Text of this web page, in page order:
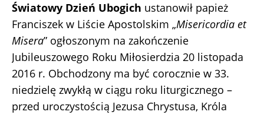
Światowy Dzień Ubogich ustanowił papież
Franciszek w Liście Apostolskim „Misericordia et
Misera” ogłoszonym na zakończenie
Jubileuszowego Roku Miłosierdzia 20 listopada
2016 r. Obchodzony ma być corocznie w 33.
niedzielę zwykłą w ciągu roku liturgicznego –
przed uroczystością Jezusa Chrystusa, Króla